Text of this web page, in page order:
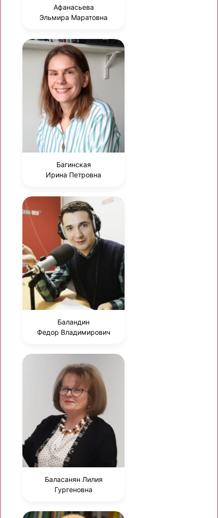
Афанасьева
Эльмира Маратовна
Багинская
Ирина Петровна
Баландин
Федор Владимирович
Баласанян Лилия
Гургеновна